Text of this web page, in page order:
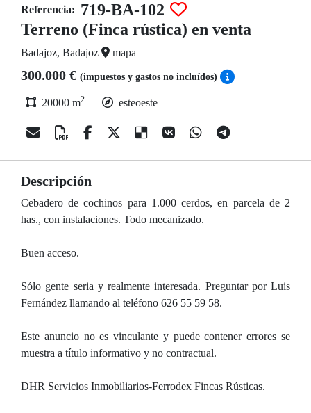
Referencia: 719-BA-102
Terreno (Finca rústica) en venta
Badajoz, Badajoz mapa
300.000 € (impuestos y gastos no incluídos)
20000 m2 esteoeste
Descripción
Cebadero de cochinos para 1.000 cerdos, en parcela de 2
has., con instalaciones. Todo mecanizado.
Buen acceso.
Sólo gente seria y realmente interesada. Preguntar por Luis
Fernández llamando al teléfono 626 55 59 58.
Este anuncio no es vinculante y puede contener errores se
muestra a título informativo y no contractual.
DHR Servicios Inmobiliarios-Ferrodex Fincas Rústicas.